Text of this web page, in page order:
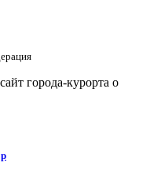
города-курорта о